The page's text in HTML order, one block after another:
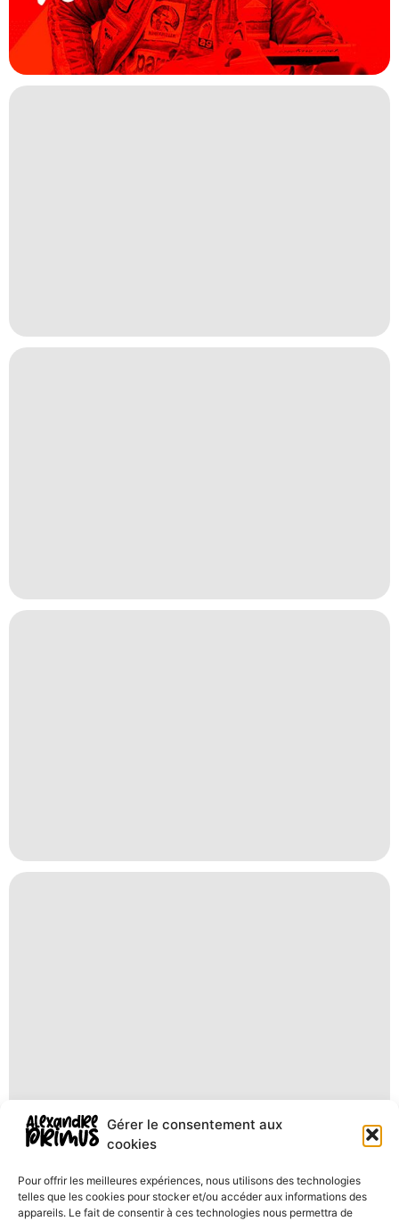
Gérer le consentement aux
cookies
Pour offrir les meilleures expériences, nous utilisons des technologies
telles que les cookies pour stocker et/ou accéder aux informations des
appareils. Le fait de consentir à ces technologies nous permettra de